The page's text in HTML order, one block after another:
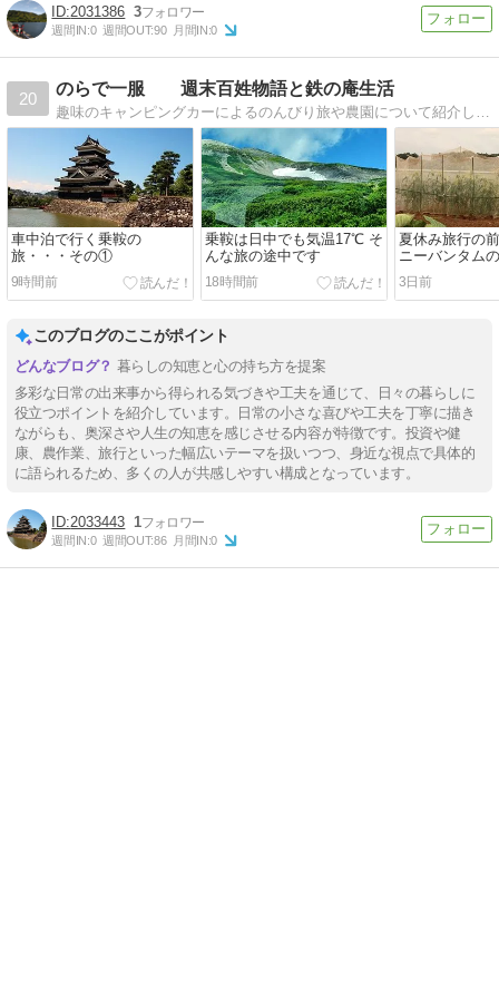
2031386 3
週間IN:0 週間OUT:90 月間IN:0
20
のらで一服 週末百姓物語と鉄の庵生活
車中泊で行く乗鞍の
旅・・・その①
9時間前
乗鞍は日中でも気温17℃ そ
んな旅の途中です
18時間前
夏休み旅行の
ニーバンタム
です
3日前
このブログのここがポイント
暮らしの知恵と心の持ち方を提案
多彩な日常の出来事から得られる気づきや工夫を通じて、日々の暮らしに
役立つポイントを紹介しています。日常の小さな喜びや工夫を丁寧に描き
ながらも、奥深さや人生の知恵を感じさせる内容が特徴です。投資や健
康、農作業、旅行といった幅広いテーマを扱いつつ、身近な視点で具体的
に語られるため、多くの人が共感しやすい構成となっています。
2033443 1
週間IN:0 週間OUT:86 月間IN:0